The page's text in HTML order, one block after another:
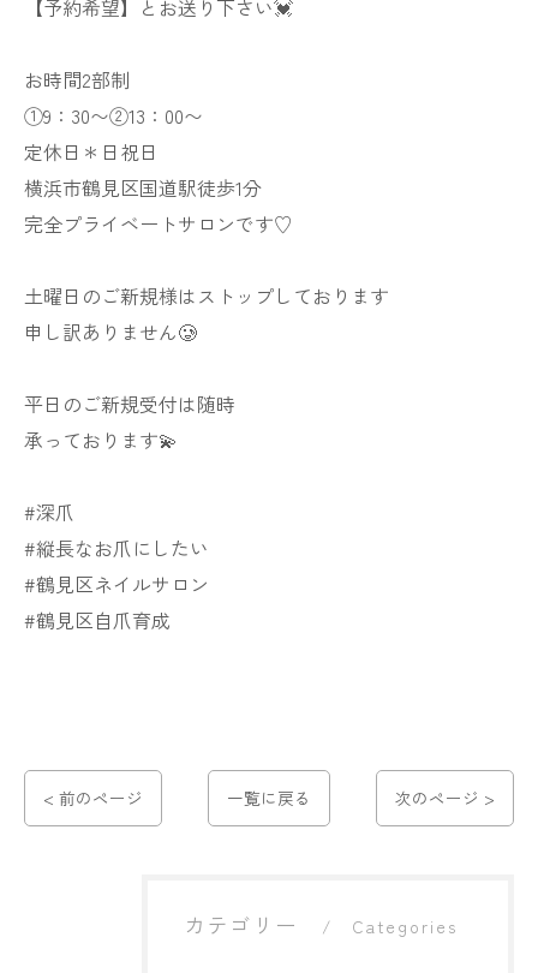
【予約希望】とお送り下さい💓
お時間2部制
①9：30〜②13：00〜
定休日＊日祝日
横浜市鶴見区国道駅徒歩1分
完全プライベートサロンです♡
土曜日のご新規様はストップしております
申し訳ありません🥲
平日のご新規受付は随時
承っております💫
#深爪
#縦長なお爪にしたい
#鶴見区ネイルサロン
#鶴見区自爪育成
< 前のページ 一覧に戻る 次のページ >
カテゴリー Categories